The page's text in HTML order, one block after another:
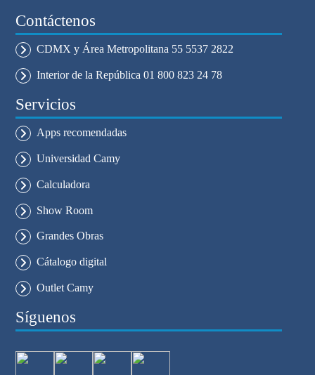
Contáctenos
CDMX y Área Metropolitana 55 5537 2822
Interior de la República 01 800 823 24 78
Servicios
Apps recomendadas
Universidad Camy
Calculadora
Show Room
Grandes Obras
Cátalogo digital
Outlet Camy
Síguenos